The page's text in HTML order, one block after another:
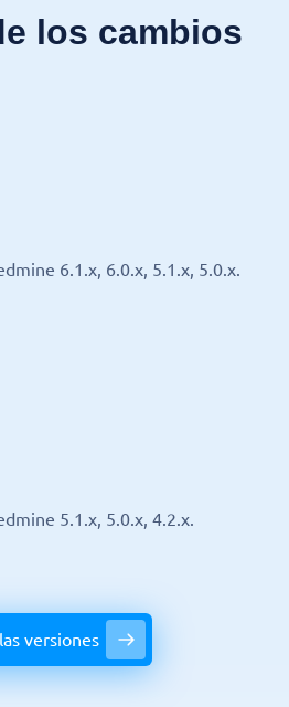
los cambios
6.1.x, 6.0.x, 5.1.x, 5.0.x.
5.1.x, 5.0.x, 4.2.x.
versiones